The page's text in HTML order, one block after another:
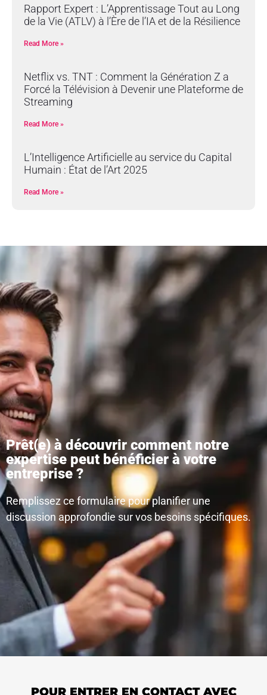
Rapport Expert : L’Apprentissage Tout au Long
de la Vie (ATLV) à l’Ère de l’IA et de la Résilience
Read More »
Netflix vs. TNT : Comment la Génération Z a
Forcé la Télévision à Devenir une Plateforme de
Streaming
Read More »
L’Intelligence Artificielle au service du Capital
Humain : État de l’Art 2025
Read More »
Prêt(e) à découvrir comment notre
expertise peut bénéficier à votre
entreprise ?
Remplissez ce formulaire pour planifier une
discussion approfondie sur vos besoins spécifiques.
POUR ENTRER EN CONTACT AVEC